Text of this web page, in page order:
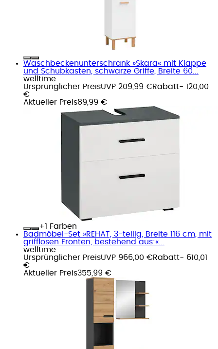
Waschbeckenunterschrank »Skara« mit Klappe
und Schubkasten, schwarze Griffe, Breite 60...
welltime
Ursprünglicher PreisUVP 209,99 €Rabatt- 120,00
€
Aktueller Preis89,99 €
+
Farben
Badmöbel-Set »REHAT, 3-teilig, Breite 116 cm, mit
grifflosen Fronten, bestehend aus:«...
welltime
Ursprünglicher PreisUVP 966,00 €Rabatt- 610,01
€
Aktueller Preis355,99 €